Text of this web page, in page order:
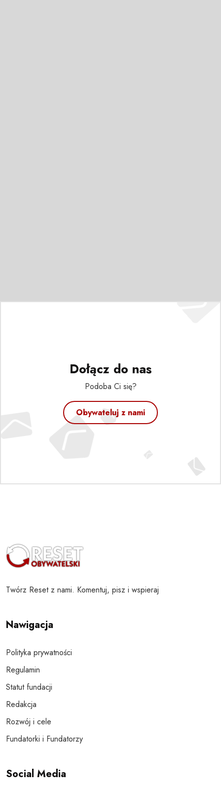
Dołącz do nas
Podoba Ci się?
Obywateluj z nami
Twórz Reset z nami. Komentuj, pisz i wspieraj
Nawigacja
Polityka prywatności
Regulamin
Statut fundacji
Redakcja
Rozwój i cele
Fundatorki i Fundatorzy
Social Media